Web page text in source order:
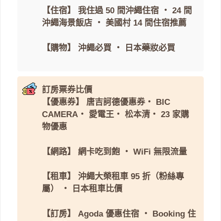
【住宿】 我住過 50 間沖繩住宿 ・ 24 間
沖繩海景飯店 ・ 美國村 14 間住宿推薦
【購物】 沖繩必買 ・ 日本藥妝必買
訂房票券比價
【優惠券】
唐吉訶德優惠券・
BIC
CAMERA ・ 愛電王 ・ 松本清 ・ 23 家購
物優惠
【網路】 網卡吃到飽 ・ WiFi 無限流量
【租車】
沖繩大榮租車 95 折（粉絲專
屬）
・ 日本租車比價
【訂房】 Agoda 優惠住宿 ・ Booking 住